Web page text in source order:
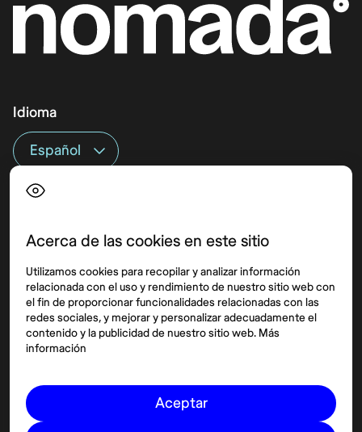
Acerca de las cookies en este sitio
Utilizamos cookies para recopilar y analizar información
relacionada con el uso y rendimiento de nuestro sitio web con
el fin de proporcionar funcionalidades relacionadas con las
redes sociales, y mejorar y personalizar adecuadamente el
contenido y la publicidad de nuestro sitio web. Más
información
Aceptar
Idioma
Top destinos
México
España
Destinos
Síguenos
Pinterest